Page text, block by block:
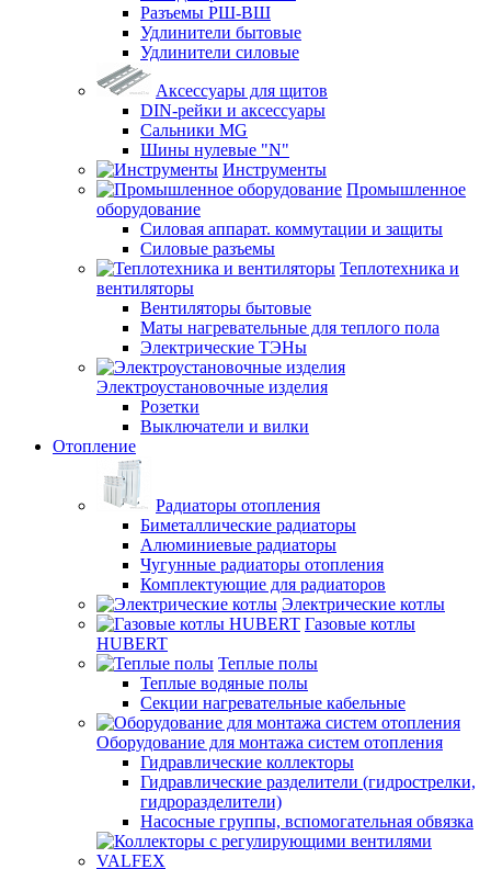
Разъемы РШ-ВШ
Удлинители бытовые
Удлинители силовые
Аксессуары для щитов
DIN-рейки и аксессуары
Сальники MG
Шины нулевые "N"
Инструменты
Промышленное
оборудование
Силовая аппарат. коммутации и защиты
Силовые разъемы
Теплотехника и
вентиляторы
Вентиляторы бытовые
Маты нагревательные для теплого пола
Электрические ТЭНы
Электроустановочные изделия
Розетки
Выключатели и вилки
Отопление
Радиаторы отопления
Биметаллические радиаторы
Алюминиевые радиаторы
Чугунные радиаторы отопления
Комплектующие для радиаторов
Электрические котлы
Газовые котлы
HUBERT
Теплые полы
Теплые водяные полы
Секции нагревательные кабельные
Оборудование для монтажа систем отопления
Гидравлические коллекторы
Гидравлические разделители (гидрострелки,
гидроразделители)
Насосные группы, вспомогательная обвязка